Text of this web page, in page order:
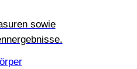
sowie